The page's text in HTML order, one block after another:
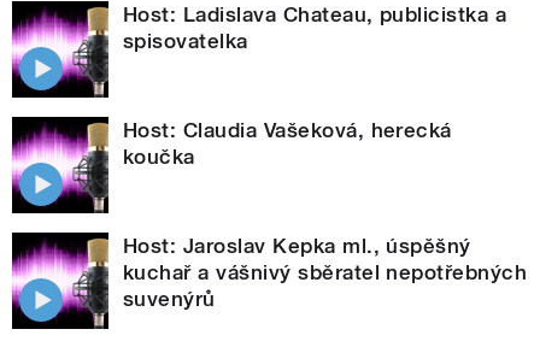
Host: Ladislava Chateau, publicistka a
spisovatelka
Host: Claudia Vašeková, herecká
koučka
Host: Jaroslav Kepka ml., úspěšný
kuchař a vášnivý sběratel nepotřebných
suvenýrů